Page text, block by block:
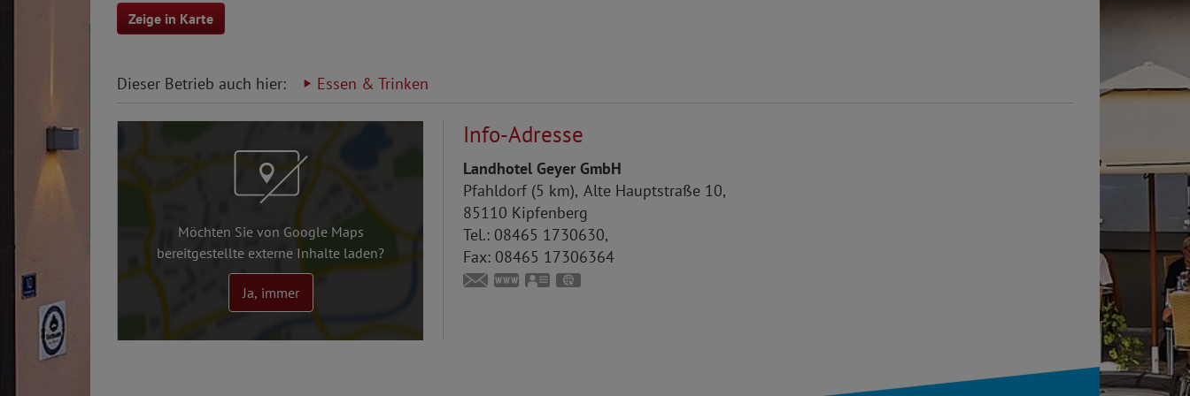
Zeige in Karte
Dieser Betrieb auch hier: Essen & Trinken
Möchten Sie von Google Maps
bereitgestellte externe Inhalte laden?
Ja, immer
Info-Adresse
Landhotel Geyer GmbH
Pfahldorf (5 km) Alte Hauptstraße 10
85110 Kipfenberg
Tel.: 08465 1730630
Fax: 08465 17306364
info@landhotel-geyer.de
www.landhotel-geyer.de
vCard